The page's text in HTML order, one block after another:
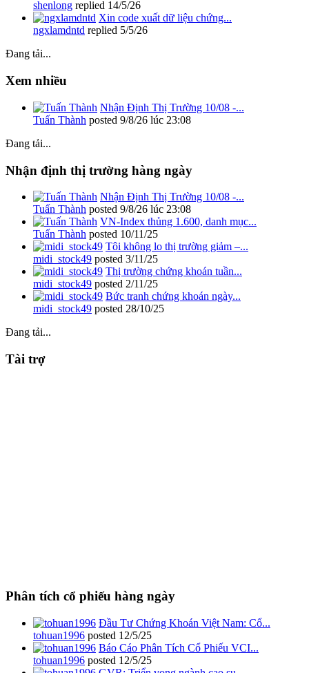
shenlong replied 14/5/26
Xin code xuất dữ liệu chứng...
ngxlamdntd replied 5/5/26
Đang tải...
Xem nhiều
Nhận Định Thị Trường 10/08 -...
Tuấn Thành posted 9/8/26 lúc 23:08
Đang tải...
Nhận định thị trường hàng ngày
Nhận Định Thị Trường 10/08 -...
Tuấn Thành posted 9/8/26 lúc 23:08
VN-Index thủng 1.600, danh mục...
Tuấn Thành posted 10/11/25
Tôi không lo thị trường giảm –...
midi_stock49 posted 3/11/25
Thị trường chứng khoán tuần...
midi_stock49 posted 2/11/25
Bức tranh chứng khoán ngày...
midi_stock49 posted 28/10/25
Đang tải...
Tài trợ
Phân tích cổ phiếu hàng ngày
Đầu Tư Chứng Khoán Việt Nam: Cổ...
tohuan1996 posted 12/5/25
Báo Cáo Phân Tích Cổ Phiếu VCI...
tohuan1996 posted 12/5/25